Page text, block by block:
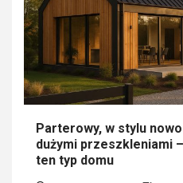
Parterowy, w stylu
dużymi przeszkleniami
ten typ domu